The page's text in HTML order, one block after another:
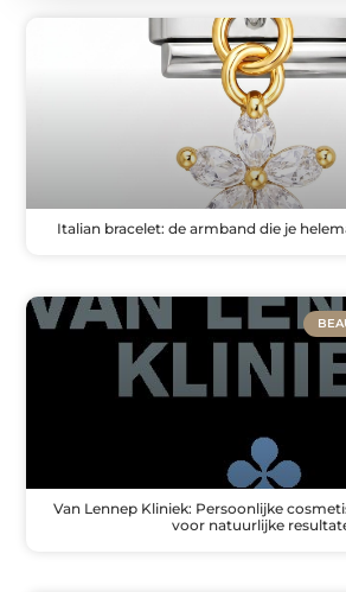
Italian bracelet: de armband die je
Van Lennep Kliniek: Persoonlijke
voor natuurlijke